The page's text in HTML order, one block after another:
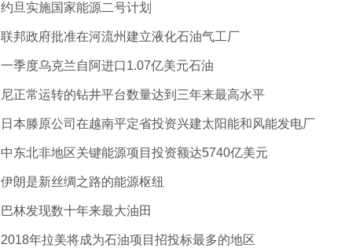
约旦实施国家能源二号计划
联邦政府批准在河流州建立液化石油气工厂
一季度乌克兰自阿进口1.07亿美元石油
尼正常运转的钻井平台数量达到三年来最高水平
日本滕原公司在越南平定省投资兴建太阳能和风能发电厂
中东北非地区关键能源项目投资额达5740亿美元
伊朗是新丝绸之路的能源枢纽
巴林发现数十年来最大油田
2018年拉美将成为石油项目招投标最多的地区